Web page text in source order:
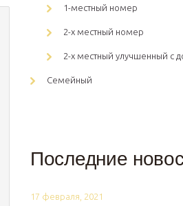
1-местный номер
2-х местный номер
2-х местный улучшенный с
Семейный
Последние
17 февраля, 2021